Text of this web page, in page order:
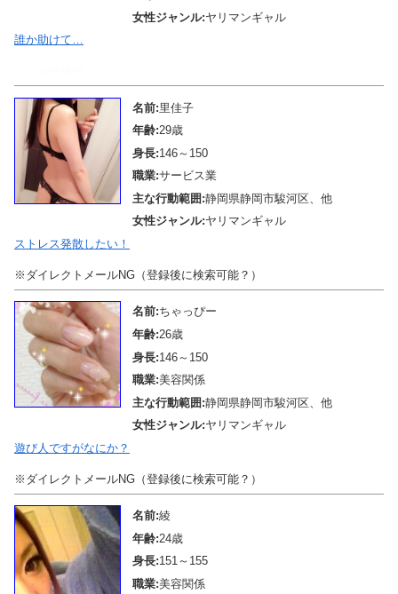
女性ジャンル:ヤリマンギャル
誰か助けて…
名前:里佳子
年齢:29歳
身長:146～150
職業:サービス業
主な行動範囲:静岡県静岡市駿河区、他
女性ジャンル:ヤリマンギャル
ストレス発散したい！
※ダイレクトメールNG（登録後に検索可能？）
名前:ちゃっぴー
年齢:26歳
身長:146～150
職業:美容関係
主な行動範囲:静岡県静岡市駿河区、他
女性ジャンル:ヤリマンギャル
遊び人ですがなにか？
※ダイレクトメールNG（登録後に検索可能？）
名前:綾
年齢:24歳
身長:151～155
職業:美容関係